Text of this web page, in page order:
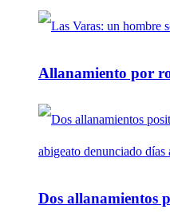
Allanamiento por
Dos allanamientos